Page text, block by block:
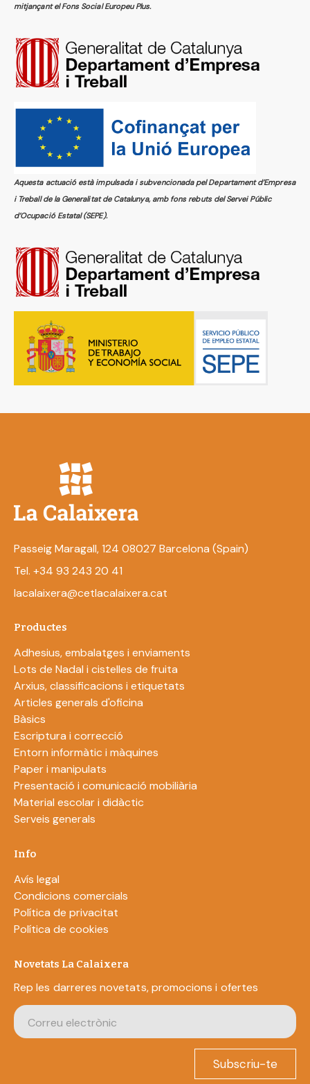
mitjançant el Fons Social Europeu Plus.
Aquesta actuació està impulsada i subvencionada pel Departament d’Empresa
i Treball de la Generalitat de Catalunya, amb fons rebuts del Servei Públic
d’Ocupació Estatal (SEPE).
Passeig Maragall, 124 08027 Barcelona (Spain)
Tel. +34 93 243 20 41
lacalaixera@cetlacalaixera.cat
Productes
Adhesius, embalatges i enviaments
Lots de Nadal i cistelles de fruita
Arxius, classificacions i etiquetats
Articles generals d'oficina
Bàsics
Escriptura i correcció
Entorn informàtic i màquines
Paper i manipulats
Presentació i comunicació mobiliària
Material escolar i didàctic
Serveis generals
Info
Avís legal
Condicions comercials
Política de privacitat
Política de cookies
Novetats La Calaixera
Rep les darreres novetats, promocions i ofertes
Subscriu-te